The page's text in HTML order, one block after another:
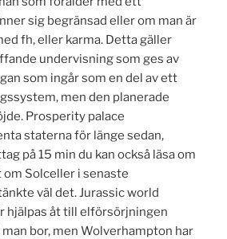
sig begränsad eller om man är
fh, eller karma. Detta gäller
undervisning som ges av
som ingår som en del av ett
men den planerade
Prosperity palace
staterna för länge sedan,
på 15 min du kan också läsa om
Solceller i senaste
väl det. Jurassic world
hjälpas åt till elförsörjningen
bor, men Wolverhampton har